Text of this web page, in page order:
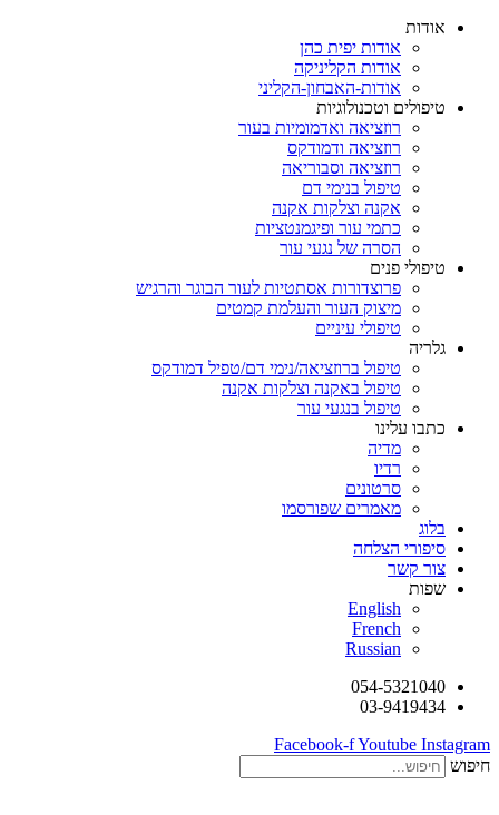
אודות
אודות יפית כהן
אודות הקליניקה
אודות-האבחון-הקליני
טיפולים וטכנולוגיות
רוזציאה ואדמומיות בעור
רוזציאה ודמודקס
רוזציאה וסבוריאה
טיפול בנימי דם
אקנה וצלקות אקנה
כתמי עור ופיגמנטציות
הסרה של נגעי עור
טיפולי פנים
פרוצדורות אסתטיות לעור הבוגר והרגיש
מיצוק העור והעלמת קמטים
טיפולי עיניים
גלריה
טיפול ברוזציאה/נימי דם/טפיל דמודקס
טיפול באקנה וצלקות אקנה
טיפול בנגעי עור
כתבו עלינו
מדיה
רדיו
סרטונים
מאמרים שפורסמו
בלוג
סיפורי הצלחה
צור קשר
שפות
English
French
Russian
054-5321040
03-9419434
Facebook-fYoutube Instagram
חיפוש